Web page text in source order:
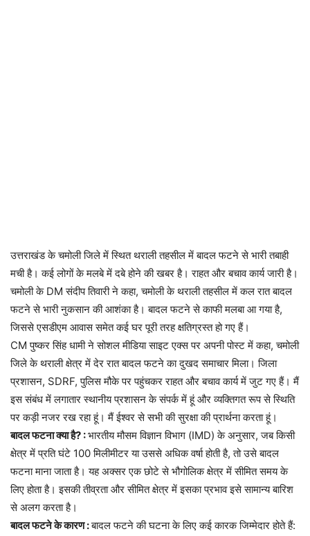
उत्तराखंड के चमोली जिले में स्थित थराली तहसील में बादल फटने से भारी तबाही
मची है। कई लोगों के मलबे में दबे होने की खबर है। राहत और बचाव कार्य जारी है।
चमोली के DM संदीप तिवारी ने कहा, चमोली के थराली तहसील में कल रात बादल
फटने से भारी नुकसान की आशंका है। बादल फटने से काफी मलबा आ गया है,
जिससे एसडीएम आवास समेत कई घर पूरी तरह क्षतिग्रस्त हो गए हैं।
CM पुष्कर सिंह धामी ने सोशल मीडिया साइट एक्स पर अपनी पोस्ट में कहा, चमोली
जिले के थराली क्षेत्र में देर रात बादल फटने का दुखद समाचार मिला। जिला
प्रशासन, SDRF, पुलिस मौके पर पहुंचकर राहत और बचाव कार्य में जुट गए हैं। मैं
इस संबंध में लगातार स्थानीय प्रशासन के संपर्क में हूं और व्यक्तिगत रूप से स्थिति
पर कड़ी नजर रख रहा हूं। मैं ईश्वर से सभी की सुरक्षा की प्रार्थना करता हूं।
बादल फटना क्या है? :भारतीय मौसम विज्ञान विभाग (IMD) के अनुसार, जब किसी
क्षेत्र में प्रति घंटे 100 मिलीमीटर या उससे अधिक वर्षा होती है, तो उसे बादल
फटना माना जाता है। यह अक्सर एक छोटे से भौगोलिक क्षेत्र में सीमित समय के
लिए होता है। इसकी तीव्रता और सीमित क्षेत्र में इसका प्रभाव इसे सामान्य बारिश
से अलग करता है।
बादल फटने के कारण :बादल फटने की घटना के लिए कई कारक जिम्मेदार होते हैं: